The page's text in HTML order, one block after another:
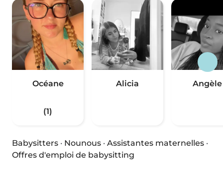
Océane
(1)
Alicia Angèle
Babysitters · Nounous · Assistantes maternelles ·
Offres d'emploi de babysitting